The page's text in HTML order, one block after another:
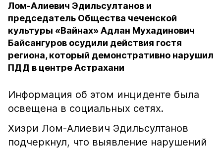
Лом-Алиевич Эдильсултанов и
председатель Общества чеченской
культуры «Вайнах» Адлан Мухадинович
Байсангуров осудили действия гостя
региона, который демонстративно нарушил
ПДД в центре Астрахани
Информация об этом инциденте была
освещена в социальных сетях.
Хизри Лом-Алиевич Эдильсултанов
подчеркнул, что выявление нарушений